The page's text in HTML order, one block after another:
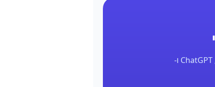
השאר את הפרטים ונחזור אליך תוך 24 שעות עם דוח אמיתי על הנוכחות שלך בגוגל, ChatGPT ו-